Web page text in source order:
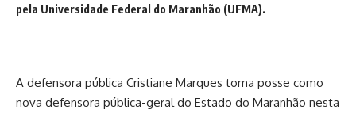
pela Universidade Federal do Maranhão (UFMA).
A defensora pública Cristiane Marques toma posse como
nova defensora pública-geral do Estado do Maranhão nesta